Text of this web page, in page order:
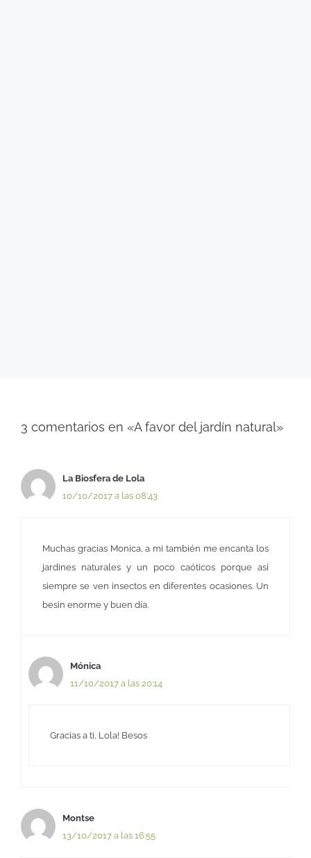
3 comentarios en «A favor del jardín natural»
La Biosfera de Lola
10/10/2017 a las 08:43
Muchas gracias Monica, a mi también me encanta los
jardines naturales y un poco caóticos porque así
siempre se ven insectos en diferentes ocasiones. Un
besin enorme y buen día.
Mónica
11/10/2017 a las 20:14
Gracias a ti, Lola! Besos
Montse
13/10/2017 a las 16:55